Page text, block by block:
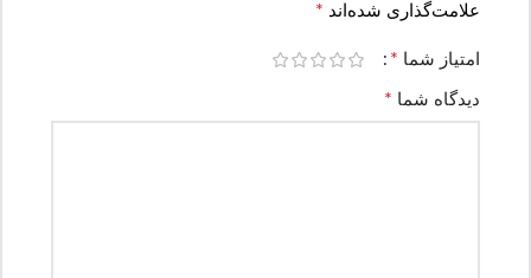
علامت‌گذاری شده‌اند *
امتیاز شما *
دیدگاه شما *